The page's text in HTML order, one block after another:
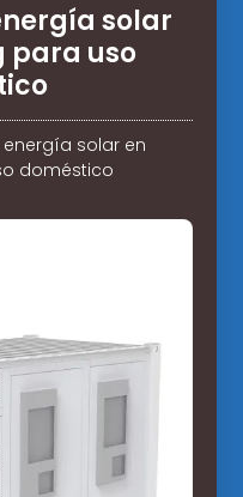
solar
para uso
solar en
doméstico